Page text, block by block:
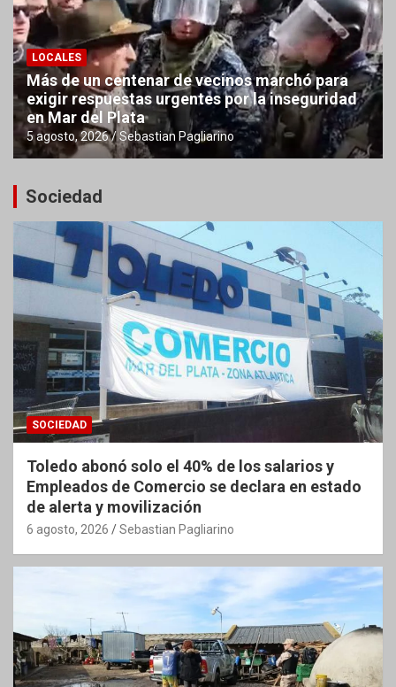
LOCALES
Más de un centenar de vecinos marchó para
exigir respuestas urgentes por la inseguridad
en Mar del Plata
5 agosto, 2026 Sebastian Pagliarino
Sociedad
SOCIEDAD
Toledo abonó solo el 40% de los salarios y
Empleados de Comercio se declara en estado
de alerta y movilización
6 agosto, 2026 Sebastian Pagliarino